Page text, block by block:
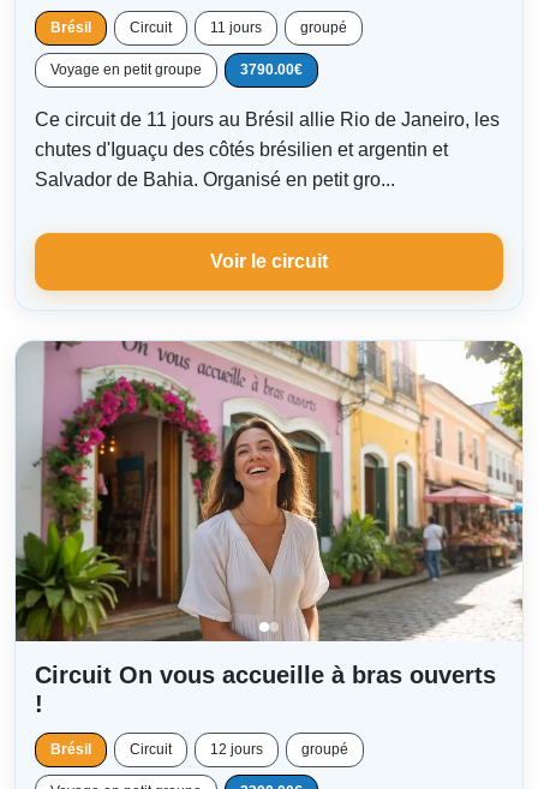
Brésil Circuit 11 jours groupé
Voyage en petit groupe 3790.00€
Ce circuit de 11 jours au Brésil allie Rio de Janeiro, les
chutes d'Iguaçu des côtés brésilien et argentin et
Salvador de Bahia. Organisé en petit gro...
Voir le circuit
Circuit On vous accueille à bras ouverts
!
Brésil Circuit 12 jours groupé